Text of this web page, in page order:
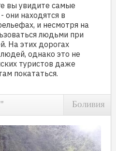
вы увидите самые
они находятся в
и несмотря на
людьми при
На этих дорогах
однако это не
туристов даже
покататься.
Боливия